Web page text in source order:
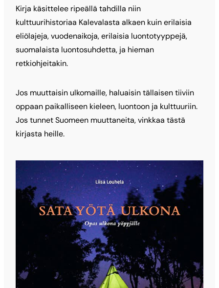
Kirja käsittelee ripeällä tahdilla niin
kulttuurihistoriaa Kalevalasta alkaen kuin erilaisia
eliölajeja, vuodenaikoja, erilaisia luontotyyppejä,
suomalaista luontosuhdetta, ja hieman
retkiohjeitakin.
Jos muuttaisin ulkomaille, haluaisin tällaisen tiiviin
oppaan paikalliseen kieleen, luontoon ja kulttuuriin.
Jos tunnet Suomeen muuttaneita, vinkkaa tästä
kirjasta heille.